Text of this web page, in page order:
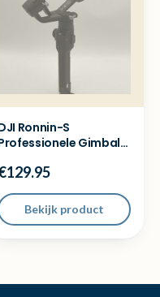
Ronnin-S
Gimball
Bekijk product